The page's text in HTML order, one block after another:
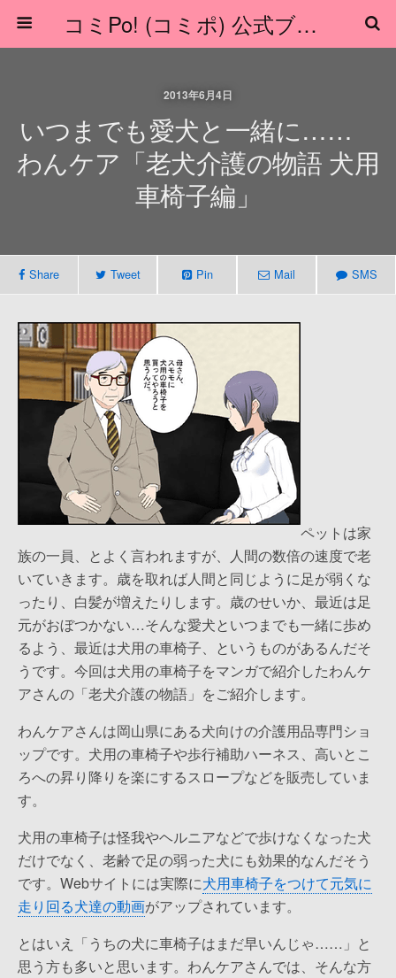
コミPo! (コミポ) 公式ブログ
2013年6月4日
いつまでも愛犬と一緒に……
わんケア「老犬介護の物語 犬用
車椅子編」
Share Tweet Pin Mail SMS
ペットは家
族の一員、とよく言われますが、人間の数倍の速度で老
いていきます。歳を取れば人間と同じように足が弱くな
ったり、白髪が増えたりします。歳のせいか、最近は足
元がおぼつかない…そんな愛犬といつまでも一緒に歩め
るよう、最近は犬用の車椅子、というものがあるんだそ
うです。今回は犬用の車椅子をマンガで紹介したわんケ
アさんの「老犬介護の物語」をご紹介します。
わんケアさんは岡山県にある犬向けの介護用品専門ショ
ップです。犬用の車椅子や歩行補助ハーネス、高いとこ
ろへの昇り降りを楽にするスロープなどを販売していま
す。
犬用の車椅子は怪我やヘルニアなどで歩けなくなった犬
だけでなく、老齢で足の弱った犬にも効果的なんだそう
です。Webサイトには実際に犬用車椅子をつけて元気に
走り回る犬達の動画がアップされています。
とはいえ「うちの犬に車椅子はまだ早いんじゃ……」と
思う方も多いと思います。わんケアさんでは、そんな方